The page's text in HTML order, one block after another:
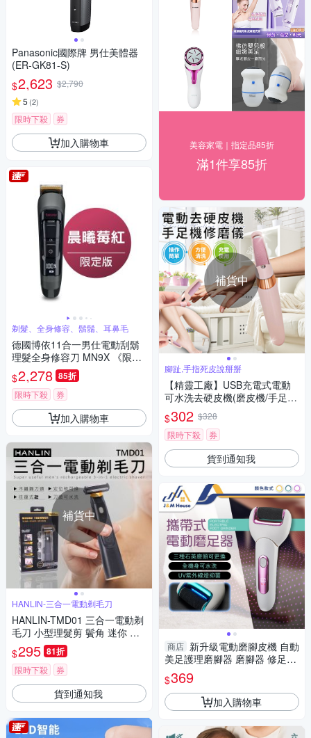
Panasonic國際牌 男仕美體器
(ER-GK81-S)
$2,623 $2,790
5 (2)
限時下殺 券
加入購物車
剃髮、全身修容、鬍鬚、耳鼻毛
德國博依11合一男仕電動刮鬍
理髮全身修容刀 MN9X 《限定
版-晨曦莓紅》
$2,278 85折
限時下殺 券
加入購物車
補貨中
HANLIN-三合一電動剃毛刀
HANLIN-TMD01 三合一電動剃
毛刀 小型理髮剪 鬢角 迷你 手
推剪 理髮器 剃頭器 寵物 局部
剃刀 修毛器 剃毛器 剪髮器 電
推剪 鬢角 推剪器
$295 81折
限時下殺 券
貨到通知我
美容家電｜指定品85折
滿1件享85折
補貨中
腳趾,手指死皮說掰掰
【精靈工廠】USB充電式電動
可水洗去硬皮機(磨皮機/手足機
修磨儀/磨腳皮機/去角質機/滾輪
去硬皮機/修手腳機)(S0145)
$302 $328
限時下殺
券
貨到通知我
商店 新升級電動磨腳皮機 自動
美足護理磨腳器 磨腳器 修足器
足部去角質 去死皮 足部修復 附
三種磨頭
$369
加入購物車